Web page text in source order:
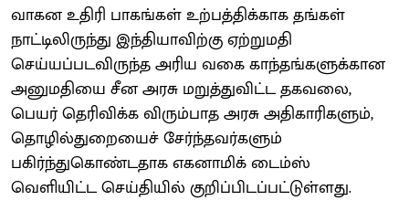
வாகன உதிரி பாகங்கள் உற்பத்திக்காக தங்கள்
நாட்டிலிருந்து இந்தியாவிற்கு ஏற்றுமதி
செய்யப்படவிருந்த அரிய வகை காந்தங்களுக்கான
அனுமதியை சீன அரசு மறுத்துவிட்ட தகவலை,
பெயர் தெரிவிக்க விரும்பாத அரசு அதிகாரிகளும்,
தொழில்துறையைச் சேர்ந்தவர்களும்
பகிர்ந்துகொண்டதாக எகனாமிக் டைம்ஸ்
வெளியிட்ட செய்தியில் குறிப்பிடப்பட்டுள்ளது.